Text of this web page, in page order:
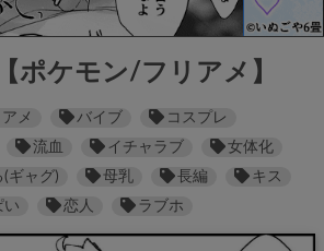
ポケモン/フリアメ】
メ バイブ
コスプレ
流血 イチャラブ
女体化
(ギャグ) 母乳 長編
キス
い 恋人 ラブホ